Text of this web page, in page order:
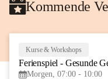
Kommende
Kurse & Workshops
Ferienspiel - Gesunde
Morgen, 07:00 - 10:00